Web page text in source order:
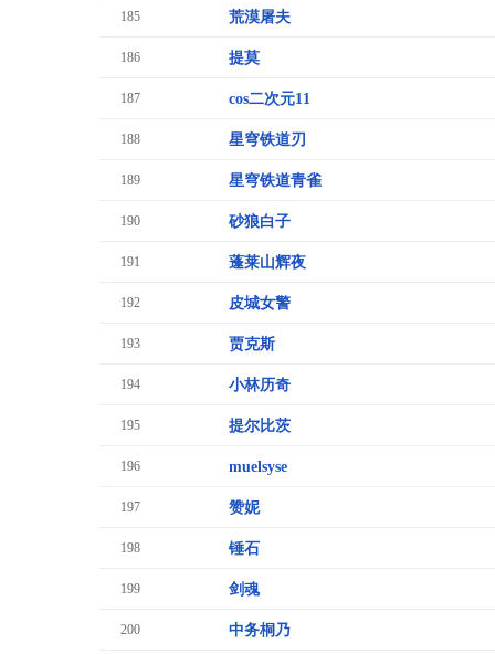
185 荒漠屠夫
186 提莫
187 cos二次元11
188 星穹铁道刃
189 星穹铁道青雀
190 砂狼白子
191 蓬莱山辉夜
192 皮城女警
193 贾克斯
194 小林历奇
195 提尔比茨
196 muelsyse
197 赞妮
198 锤石
199 剑魂
200 中务桐乃